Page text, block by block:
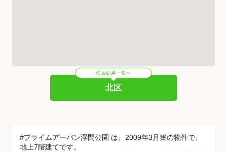
検索結果一覧へ
北区
#プライムアーバン浮間公園 は、2009年3月築の物件で、
地上7階建てです。